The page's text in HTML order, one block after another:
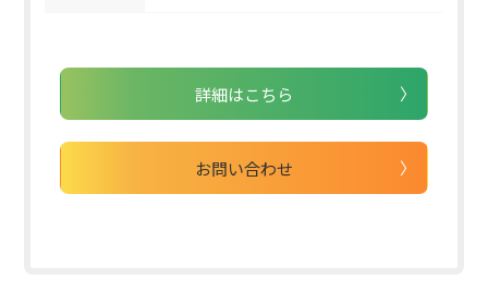
詳細はこちら
お問い合わせ